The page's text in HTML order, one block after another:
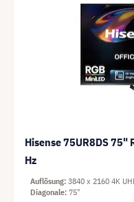
Hisense 75UR8DS 75"
Hz
Auflösung 3840 x 2160 4K
Diagonale 75"